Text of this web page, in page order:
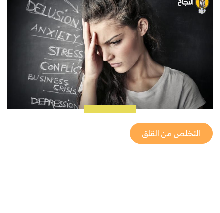
التخلص من القلق